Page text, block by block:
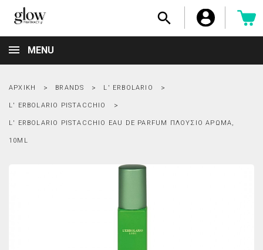

MENU
ΑΡΧΙΚΉ BRANDS L' ERBOLARIO
L' ERBOLARIO PISTACCHIO
L' ERBOLARIO PISTACCHIO EAU DE PARFUM ΠΛΟΎΣΙΟ ΆΡΩΜΑ,
10ML